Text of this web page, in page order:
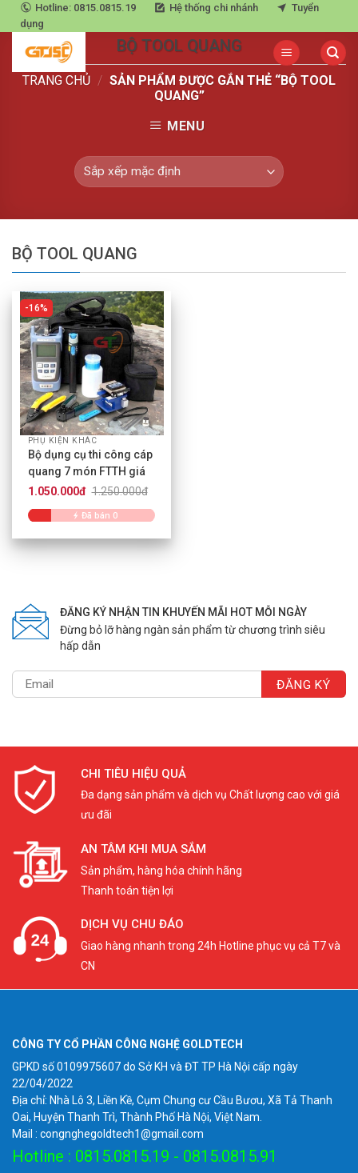
Skip
to
content
Hotline: 0815.0815.19 Hệ thống chi nhánh
Tuyển
dụng
Trang chủ»bộ tool quang
BỘ TOOL QUANG
TRANG CHỦ / SẢN PHẨM ĐƯỢC GẮN THẺ “BỘ TOOL
QUANG”
MENU
BỘ TOOL QUANG
16%
PHỤ KIỆN KHÁC
Bộ dụng cụ thi công cáp
quang 7 món FTTH giá
rẻ
1.250.000đ
1.050.000đ
Đã bán 0
ĐĂNG KÝ NHẬN TIN KHUYẾN MÃI HOT MỖI NGÀY
Đừng bỏ lỡ hàng ngàn sản phẩm từ chương trình siêu
hấp dẫn
CHI TIÊU HIỆU QUẢ
Đa dạng sản phẩm và dịch vụ Chất lượng cao với giá
ưu đãi
AN TÂM KHI MUA SẮM
Sản phẩm, hàng hóa chính hãng
Thanh toán tiện lợi
DỊCH VỤ CHU ĐÁO
Giao hàng nhanh trong 24h Hotline phục vụ cả T7 và
CN
CÔNG TY CỔ PHẦN CÔNG NGHỆ GOLDTECH
GPKD số 0109975607 do Sở KH và ĐT TP Hà Nội cấp ngày
22/04/2022
Địa chỉ: Nhà Lô 3, Liền Kề, Cụm Chung cư Cầu Bươu, Xã Tả Thanh
Oai, Huyện Thanh Trì, Thành Phố Hà Nội, Việt Nam.
Mail : congnghegoldtech1@gmail.com
Hotline : 0815.0815.19 - 0815.0815.91